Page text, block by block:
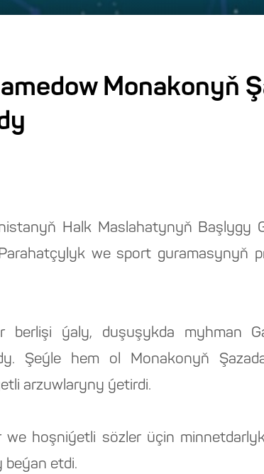
Monakonyň
Halk Maslahatynyň Başlygy
we sport guramasynyň
berlişi ýaly, duşuşykda myhman
Şeýle hem ol Monakonyň
arzuwlaryny ýetirdi.
we hoşniýetli sözler üçin
etdi.